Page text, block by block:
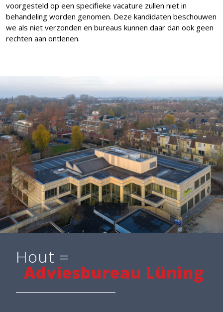
voorgesteld op een specifieke vacature zullen niet in
behandeling worden genomen. Deze kandidaten beschouwen
we als niet verzonden en bureaus kunnen daar dan ook geen
rechten aan ontlenen.
Hout =
Adviesbureau Lüning